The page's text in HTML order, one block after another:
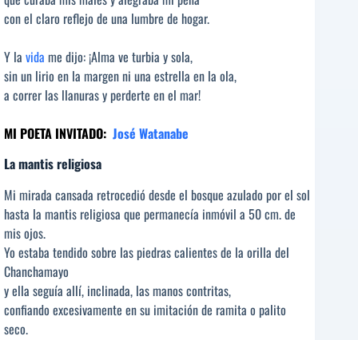
con el claro reflejo de una lumbre de hogar.
Y la vida me dijo: ¡Alma ve turbia y sola,
sin un lirio en la margen ni una estrella en la ola,
a correr las llanuras y perderte en el mar!
MI POETA INVITADO: José Watanabe
La mantis religiosa
Mi mirada cansada retrocedió desde el bosque azulado por el sol
hasta la mantis religiosa que permanecía inmóvil a 50 cm. de
mis ojos.
Yo estaba tendido sobre las piedras calientes de la orilla del
Chanchamayo
y ella seguía allí, inclinada, las manos contritas,
confiando excesivamente en su imitación de ramita o palito
seco.